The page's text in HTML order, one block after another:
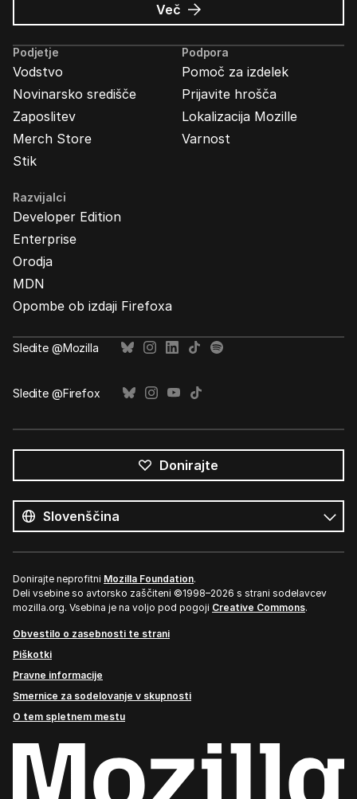
Več o
Oglasi
Mozilla
Podjetje
Vodstvo
Novinarsko središče
Zaposlitev
Merch Store
Stik
Podpora
Pomoč za izdelek
Prijavite hrošča
Lokalizacija Mozille
Varnost
Razvijalci
Developer Edition
Enterprise
Orodja
MDN
Opombe ob izdaji Firefoxa
Sledite @Mozilla
Sledite @Firefox
Donirajte
jeziki
Jezik
Donirajte neprofitni Mozilla Foundation.
Deli vsebine so avtorsko zaščiteni ©1998–2026 s strani sodelavcev
mozilla.org. Vsebina je na voljo pod pogoji Creative Commons.
Obvestilo o zasebnosti te strani
Piškotki
Pravne informacije
Smernice za sodelovanje v skupnosti
O tem spletnem mestu